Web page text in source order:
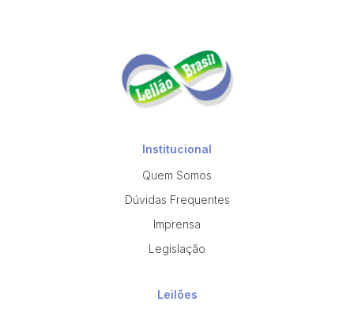
Institucional
Quem Somos
Dúvidas Frequentes
Imprensa
Legislação
Leilões